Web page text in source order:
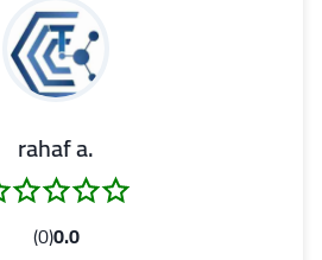
.rahaf a
0.0
(0)